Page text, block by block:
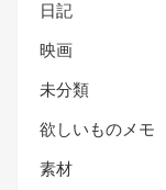
日記
映画
未分類
欲しいものメモ
素材